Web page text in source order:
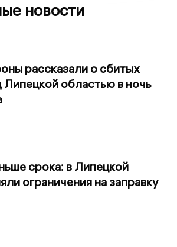
новости
рассказали о сбитых
Липецкой областью в ночь
срока: в Липецкой
ограничения на заправку